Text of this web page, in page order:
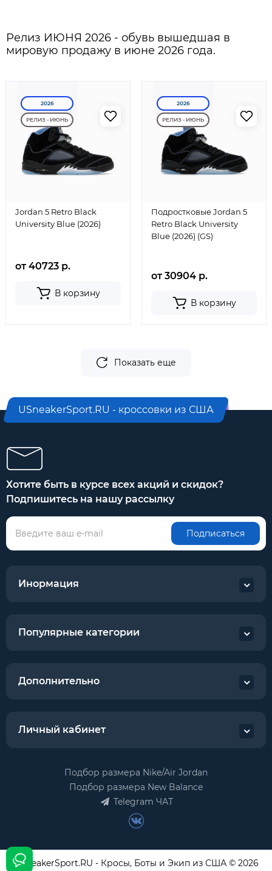
Релиз ИЮНЯ 2026 - обувь вышедшая в
мировую продажу в июне 2026 года.
2026
РЕЛИЗ - ИЮНЬ
Jordan 5 Retro Black
University Blue (2026)
от 40723 р.
В корзину
2026
РЕЛИЗ - ИЮНЬ
Подростковые Jordan 5
Retro Black University
Blue (2026) (GS)
от 30904 р.
В корзину
Показать еще
USneakerSport.RU - кроссовки из США
Хотите быть в курсе всех акций и скидок?
Подпишитесь на нашу рассылку
Подписаться
Инормация
Популярные категории
Дополнительно
Личный кабинет
Подбор размера Nike/Air Jordan
Подбор размера New Balance
Telegram ЧАТ
USneakerSport.RU - Кросы, Боты и Экип из США © 2026